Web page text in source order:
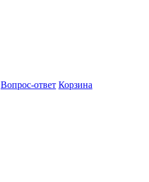
Вопрос-ответ Корзина